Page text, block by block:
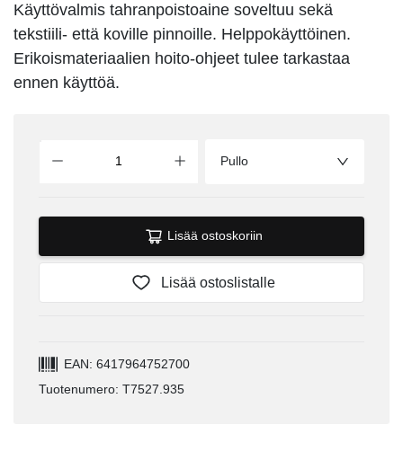
Käyttövalmis tahranpoistoaine soveltuu sekä
tekstiili- että koville pinnoille. Helppokäyttöinen.
Erikoismateriaalien hoito-ohjeet tulee tarkastaa
ennen käyttöä.
Pullo
Lisää ostoskoriin
Lisää ostoslistalle
EAN: 6417964752700
Tuotenumero: T7527.935